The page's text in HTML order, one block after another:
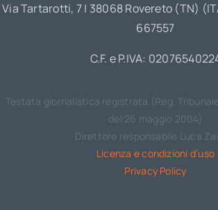
Via Tartarotti, 7 | 38068 Rovereto (TN)
667557
C.F. e P.IVA:
Testata giornalistica registrata (Reg.
del 26 maggio 2004)
Direttore responsabile Luca
Licenza e condizioni d’uso
Privacy Policy